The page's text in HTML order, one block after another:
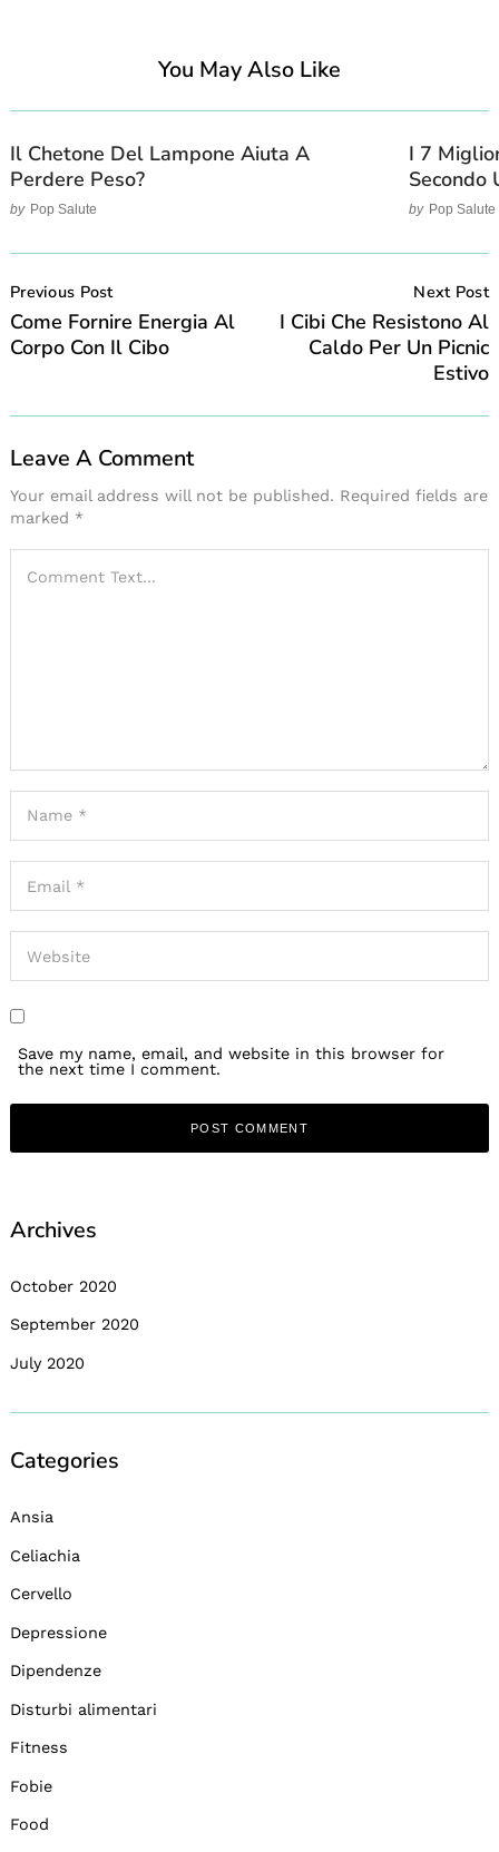
You May Also Like
Il Chetone Del Lampone Aiuta A
Perdere Peso?
by Pop Salute
I 7
Secondo
by Pop Salute
Navigation
Previous Post
Come Fornire Energia Al
Corpo Con Il Cibo
Next Post
I Cibi Che Resistono Al
Caldo Per Un Picnic
Estivo
Leave A Comment
Your email address will not be published. Required fields are
marked *
Save my name, email, and website in this browser for
the next time I comment.
Archives
October 2020
September 2020
July 2020
Categories
Ansia
Celiachia
Cervello
Depressione
Dipendenze
Disturbi alimentari
Fitness
Fobie
Food